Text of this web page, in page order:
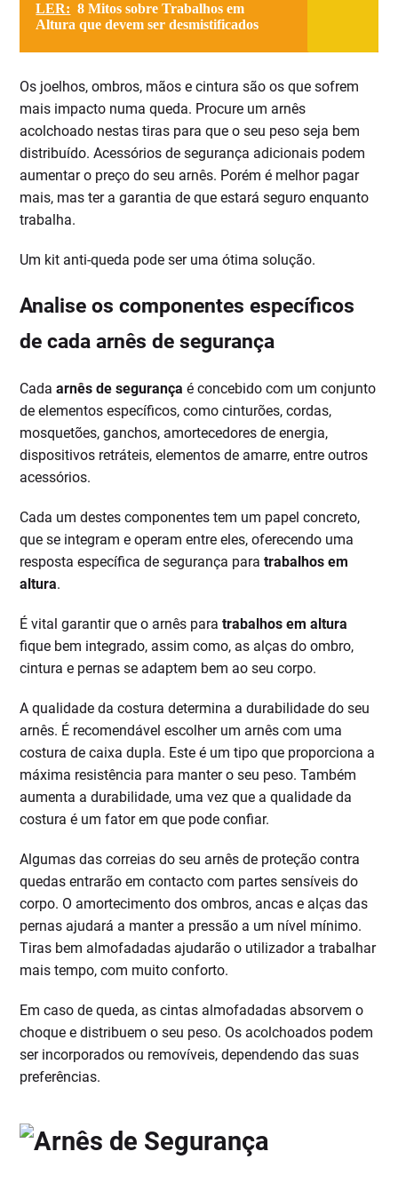
LER: 8 Mitos sobre Trabalhos em
Altura que devem ser desmistificados
Os joelhos, ombros, mãos e cintura são os que sofrem
mais impacto numa queda. Procure um arnês
acolchoado nestas tiras para que o seu peso seja bem
distribuído. Acessórios de segurança adicionais podem
aumentar o preço do seu arnês. Porém é melhor pagar
mais, mas ter a garantia de que estará seguro enquanto
trabalha.
Um kit anti-queda pode ser uma ótima solução.
Analise os componentes específicos
de cada arnês de segurança
Cadaarnês de segurança é concebido com um conjunto
de elementos específicos, como cinturões, cordas,
mosquetões, ganchos, amortecedores de energia,
dispositivos retráteis, elementos de amarre, entre outros
acessórios.
Cada um destes componentes tem um papel concreto,
que se integram e operam entre eles, oferecendo uma
resposta específica de segurança paratrabalhos em
altura.
É vital garantir que o arnês paratrabalhos em altura
fique bem integrado, assim como, as alças do ombro,
cintura e pernas se adaptem bem ao seu corpo.
A qualidade da costura determina a durabilidade do seu
arnês. É recomendável escolher um arnês com uma
costura de caixa dupla. Este é um tipo que proporciona a
máxima resistência para manter o seu peso. Também
aumenta a durabilidade, uma vez que a qualidade da
costura é um fator em que pode confiar.
Algumas das correias do seu arnês de proteção contra
quedas entrarão em contacto com partes sensíveis do
corpo. O amortecimento dos ombros, ancas e alças das
pernas ajudará a manter a pressão a um nível mínimo.
Tiras bem almofadadas ajudarão o utilizador a trabalhar
mais tempo, com muito conforto.
Em caso de queda, as cintas almofadadas absorvem o
choque e distribuem o seu peso. Os acolchoados podem
ser incorporados ou removíveis, dependendo das suas
preferências.